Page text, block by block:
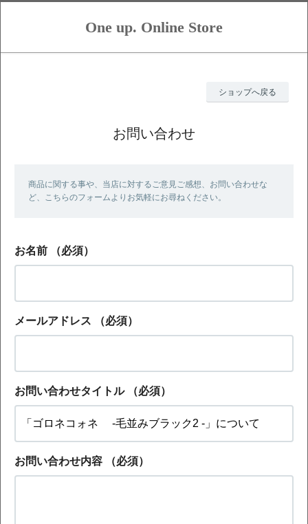
One up. Online Store
ショップへ戻る
お問い合わせ
商品に関する事や、当店に対するご意見ご感想、お問い合わせな
ど、こちらのフォームよりお気軽にお尋ねください。
お名前 （必須）
メールアドレス （必須）
お問い合わせタイトル （必須）
お問い合わせ内容 （必須）